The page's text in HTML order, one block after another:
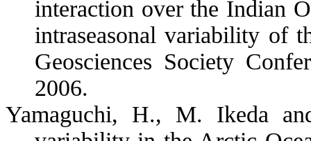
interaction over the Indian
intraseasonal variability of
Geosciences Society
2006.
Yamaguchi, H., M. Ikeda